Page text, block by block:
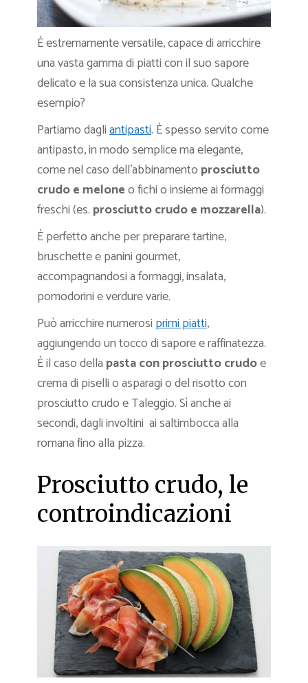
È estremamente versatile, capace di arricchire
una vasta gamma di piatti con il suo sapore
delicato e la sua consistenza unica. Qualche
esempio?
Partiamo dagliantipasti. È spesso servito come
antipasto, in modo semplice ma elegante,
come nel caso dell’abbinamento prosciutto
crudo e meloneo fichi o insieme ai formaggi
freschi (es. prosciutto crudo e mozzarella).
È perfetto anche per preparare tartine,
bruschette e panini gourmet,
accompagnandosi a formaggi, insalata,
pomodorini e verdure varie.
Può arricchire numerosi primi piatti,
aggiungendo un tocco di sapore e raffinatezza.
È il caso della pasta con prosciutto crudoe
crema di piselli o asparagi o del risotto con
prosciutto crudo e Taleggio. Sì anche ai
secondi, dagli involtini ai saltimbocca alla
romana fino alla pizza.
Prosciutto crudo, le
controindicazioni